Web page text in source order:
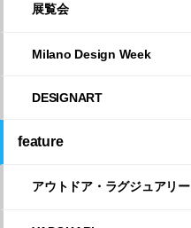
展覧会
Milano Design Week
DESIGNART
feature
アウトドア・ラグジュアリー